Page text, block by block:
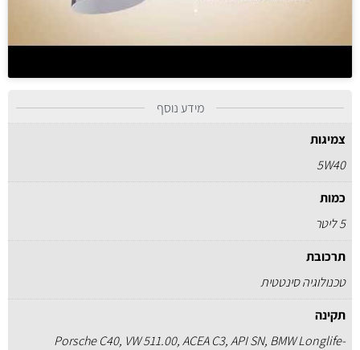
מידע נוסף
צמיגות
5W40
כמות
5 ליטר
תרכובת
טכנולוגיה סינטטית
תקינה
Porsche C40, VW 511.00, ACEA C3, API SN, BMW Longlife-